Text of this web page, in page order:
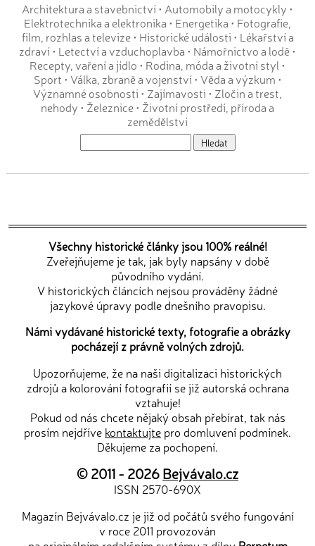
Architektura a stavebnictví• Automobily a motocykly •
Elektrotechnika a elektronika • Energetika • Fotografie,
film, rozhlas a televize• Historické události • Lékařství a
zdraví• Letectví a vzduchoplavba • Námořnictvo a lodě•
Recepty, vaření a jídlo • Rodina, móda a životní styl •
Sport • Válka, zbraně a vojenství• Věda a výzkum •
Významné osobnosti • Zajímavosti • Zločin a trest,
nehody • Železnice• Životní prostředí, příroda a
zemědělství
Všechny historické články jsou 100% reálné!
Zveřejňujeme je tak, jak byly napsány v době
původního vydání.
V historických článcích nejsou prováděny žádné
jazykové úpravy podle dnešního pravopisu.
Námi vydávané historické texty, fotografie a obrázky
pocházejí z právně volných zdrojů.
Upozorňujeme, že na naši digitalizaci historických
zdrojů a kolorování fotografií se již autorská ochrana
vztahuje!
Pokud od nás chcete nějaký obsah přebírat, tak nás
prosím nejdříve kontaktujte pro domluvení podmínek.
Děkujeme za pochopení.
© 2011 - 2026Bejvávalo.cz
ISSN 2570-690X
Magazín Bejvávalo.cz je již od počátů svého fungování
v roce 2011 provozován